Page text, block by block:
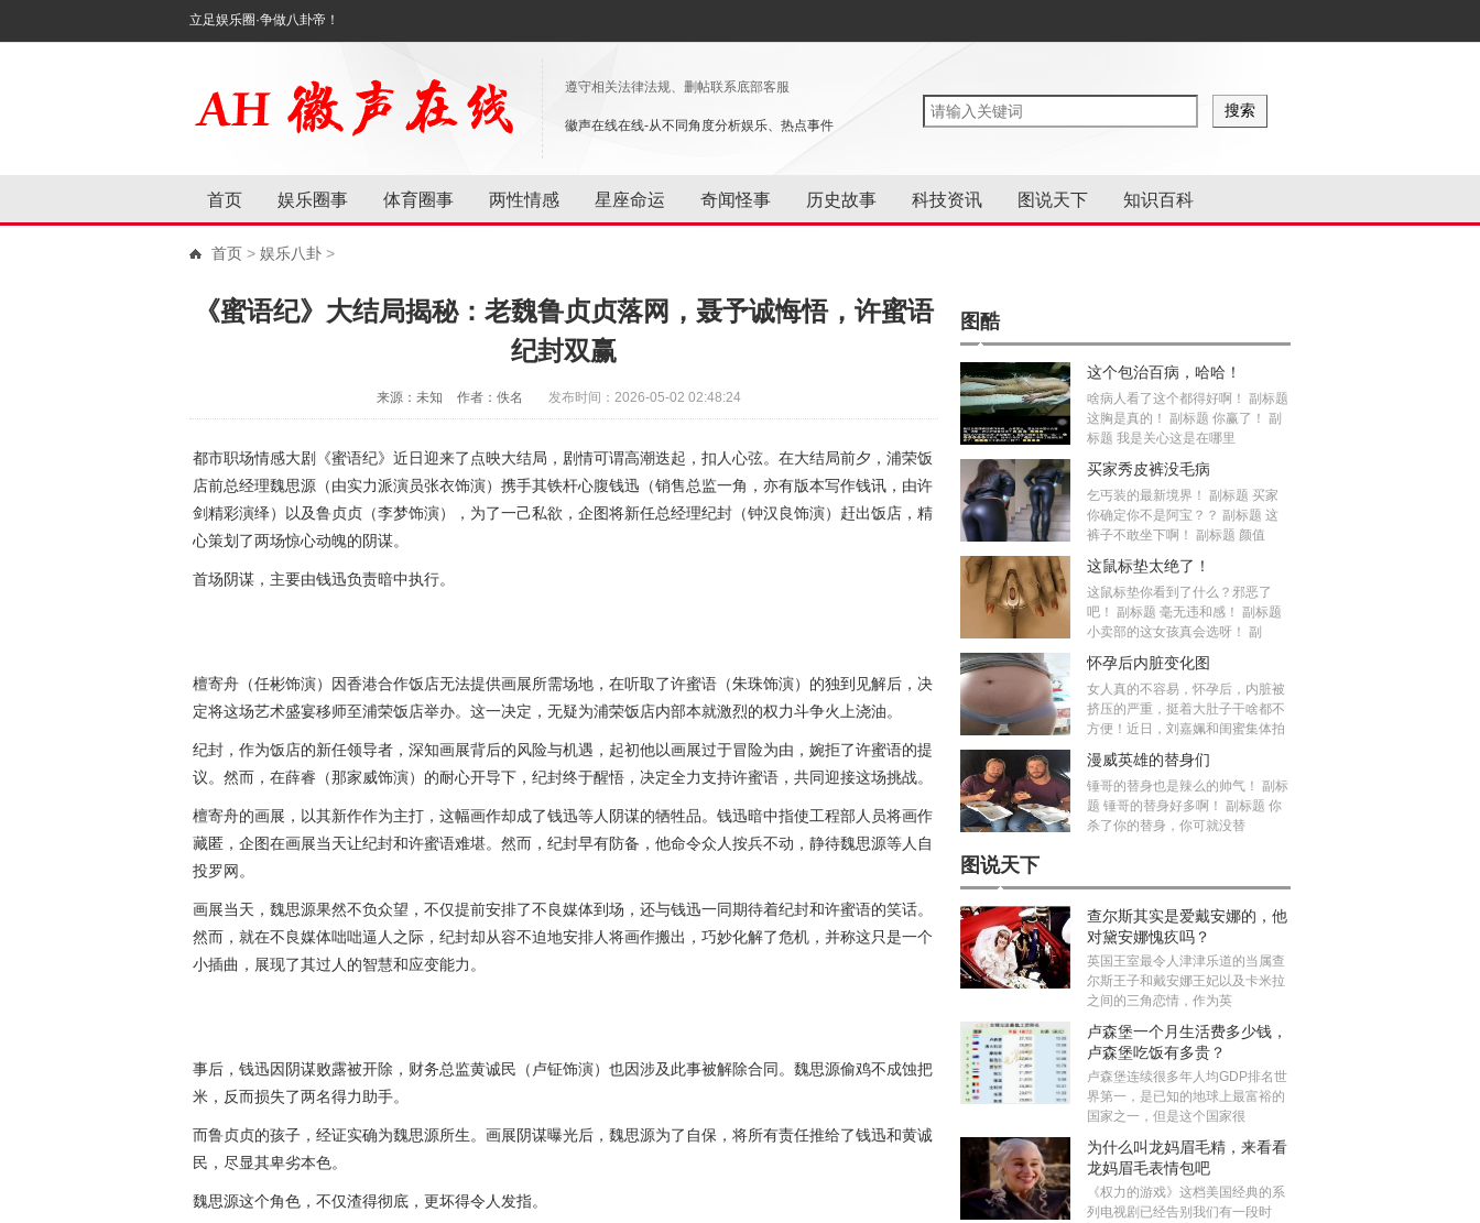
立足娱乐圈·争做八卦帝！
遵守相关法律法规、删帖联系底部客服
徽声在线在线-从不同角度分析娱乐、热点事件
首页 娱乐圈事 体育圈事 两性情感 星座命运 奇闻怪事 历史故事 科技资讯 图说天下 知识百科
首页 > 娱乐八卦 >
《蜜语纪》大结局揭秘：老魏鲁贞贞落网，聂予诚悔悟，许蜜语
纪封双赢
来源：未知 作者：佚名 发布时间：2026-05-02 02:48:24
都市职场情感大剧《蜜语纪》近日迎来了点映大结局，剧情可谓高潮迭起，扣人心弦。在大结局前夕，浦荣饭
店前总经理魏思源（由实力派演员张衣饰演）携手其铁杆心腹钱迅（销售总监一角，亦有版本写作钱讯，由许
剑精彩演绎）以及鲁贞贞 （李梦饰演），为了一己私欲，企图将新任总经理纪封（钟汉良饰演）赶出饭店，精
心策划了两场惊心动魄的阴谋。
首场阴谋，主要由钱迅负责暗中执行。
檀寄舟（任彬饰演）因香港合作饭店无法提供画展所需场地，在听取了许蜜语 （朱珠饰演）的独到见解后，决
定将这场艺术盛宴移师至浦荣饭店举办。这一决定，无疑为浦荣饭店内部本就激烈的权力斗争火上浇油。
纪封，作为饭店的新任领导者，深知画展背后的风险与机遇，起初他以画展过于冒险为由，婉拒了许蜜语的提
议。然而，在薛睿（那家威饰演）的耐心开导下，纪封终于醒悟，决定全力支持许蜜语，共同迎接这场挑战。
檀寄舟的画展，以其新作作为主打，这幅画作却成了钱迅等人阴谋的牺牲品。钱迅暗中指使工程部人员将画作
藏匿，企图在画展当天让纪封和许蜜语难堪。然而，纪封早有防备，他命令众人按兵不动，静待魏思源等人自
投罗网。
画展当天，魏思源果然不负众望，不仅提前安排了不良媒体到场，还与钱迅一同期待着纪封和许蜜语的笑话。
然而，就在不良媒体咄咄逼人之际，纪封却从容不迫地安排人将画作搬出，巧妙化解了危机，并称这只是一个
小插曲，展现了其过人的智慧和应变能力。
事后，钱迅因阴谋败露被开除，财务总监黄诚民（卢钲饰演）也因涉及此事被解除合同。魏思源偷鸡不成蚀把
米，反而损失了两名得力助手。
而鲁贞贞的孩子，经证实确为魏思源所生。画展阴谋曝光后，魏思源为了自保，将所有责任推给了钱迅和黄诚
民，尽显其卑劣本色。
魏思源这个角色，不仅渣得彻底，更坏得令人发指。
图酷
这个包治百病，哈哈！
啥病人看了这个都得好啊！ 副标题
这胸是真的！ 副标题 你赢了！ 副
标题 我是关心这是在哪里
买家秀皮裤没毛病
乞丐装的最新境界！ 副标题 买家
你确定你不是阿宝？？ 副标题 这
裤子不敢坐下啊！ 副标题 颜值
这鼠标垫太绝了！
这鼠标垫你看到了什么？邪恶了
吧！ 副标题 毫无违和感！ 副标题
小卖部的这女孩真会选呀！ 副
怀孕后内脏变化图
女人真的不容易，怀孕后，内脏被
挤压的严重，挺着大肚子干啥都不
方便！近日，刘嘉姵和闺蜜集体拍
漫威英雄的替身们
锤哥的替身也是辣么的帅气！ 副标
题 锤哥的替身好多啊！ 副标题 你
杀了你的替身，你可就没替
图说天下
查尔斯其实是爱戴安娜的，他
对黛安娜愧疚吗？
英国王室最令人津津乐道的当属查
尔斯王子和戴安娜王妃以及卡米拉
之间的三角恋情，作为英
卢森堡一个月生活费多少钱，
卢森堡吃饭有多贵？
卢森堡连续很多年人均GDP排名世
界第一，是已知的地球上最富裕的
国家之一，但是这个国家很
为什么叫龙妈眉毛精，来看看
龙妈眉毛表情包吧
《权力的游戏》这档美国经典的系
列电视剧已经告别我们有一段时